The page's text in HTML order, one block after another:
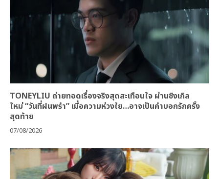
TONEYLIU ถ่ายทอดเรื่องจริงสุดสะเทือนใจ ผ่านซิงเกิล
ใหม่ “วันที่ฝนพรำ” เมื่อความห่วงใย…อาจเป็นคำบอกรักครั้ง
สุดท้าย
07/08/2026